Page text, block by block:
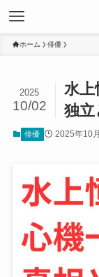
ホーム 俳優
水上
独立
2025
10/02
俳優 2025年10